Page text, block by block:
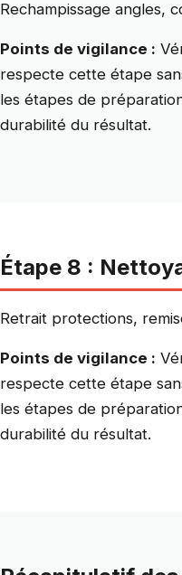
Rechampissage angles,
Points de vigilance :
respecte cette étape
les étapes de
durabilité du résultat.
Étape 8 :
Retrait protections,
Points de vigilance :
respecte cette étape
les étapes de
durabilité du résultat.